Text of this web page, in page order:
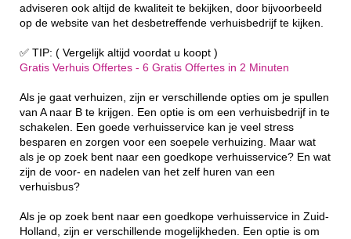
adviseren ook altijd de kwaliteit te bekijken, door bijvoorbeeld
op de website van het desbetreffende verhuisbedrijf te kijken.
✅ TIP: ( Vergelijk altijd voordat u koopt )
Gratis Verhuis Offertes - 6 Gratis Offertes in 2 Minuten
Als je gaat verhuizen, zijn er verschillende opties om je spullen
van A naar B te krijgen. Een optie is om een verhuisbedrijf in te
schakelen. Een goede verhuisservice kan je veel stress
besparen en zorgen voor een soepele verhuizing. Maar wat
als je op zoek bent naar een goedkope verhuisservice? En wat
zijn de voor- en nadelen van het zelf huren van een
verhuisbus?
Als je op zoek bent naar een goedkope verhuisservice in Zuid-
Holland, zijn er verschillende mogelijkheden. Een optie is om